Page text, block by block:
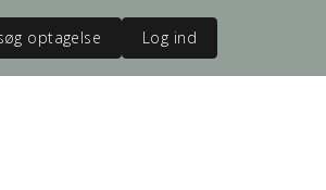
optagelse Log ind